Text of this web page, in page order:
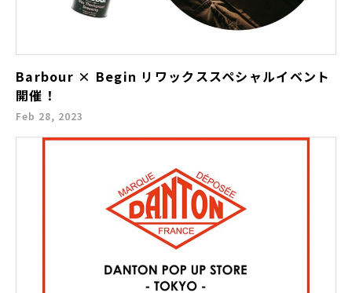
Barbour × Begin リワックススペシャルイベント
開催！
Feb 28, 2023